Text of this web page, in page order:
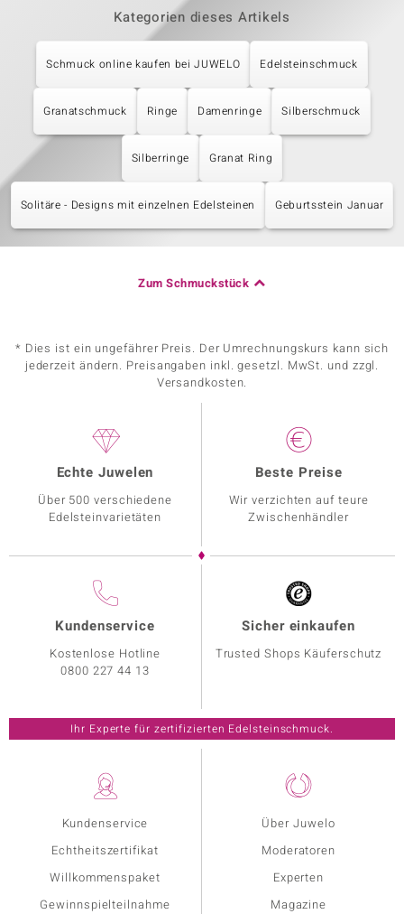
Kategorien dieses Artikels
Schmuck online kaufen bei JUWELO Edelsteinschmuck
Granatschmuck Ringe Damenringe Silberschmuck
Silberringe Granat Ring
Solitäre - Designs mit einzelnen Edelsteinen Geburtsstein Januar
Zum Schmuckstück
* Dies ist ein ungefährer Preis. Der Umrechnungskurs kann sich
jederzeit ändern. Preisangaben inkl. gesetzl. MwSt. und zzgl.
Versandkosten.
Kundenservice
Echtheitszertifikat
Willkommenspaket
Gewinnspielteilnahme
Über Juwelo
Moderatoren
Experten
Magazine
Echte Juwelen
Über 500 verschiedene
Edelsteinvarietäten
Beste Preise
Wir verzichten auf teure
Zwischenhändler
Kundenservice
Kostenlose Hotline
0800 227 44 13
Sicher einkaufen
Trusted Shops Käuferschutz
Ihr Experte für zertifizierten Edelsteinschmuck.